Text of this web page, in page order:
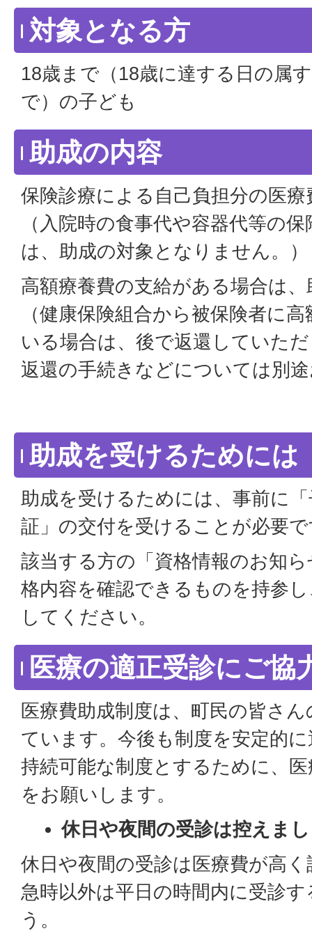
対象となる方
18歳まで（18歳に達する日の属
で）の子ども
助成の内容
保険診療による自己負担分の医
（入院時の食事代や容器代等の
は、助成の対象となりません。）
高額療養費の支給がある場合は
（健康保険組合から被保険者に
いる場合は、後で返還していた
返還の手続きなどについては別
助成を受けるためには
助成を受けるためには、事前に
証」の交付を受けることが必要
該当する方の「資格情報のお知
格内容を確認できるものを持参
してください。
医療の適正受診にご協
医療費助成制度は、町民の皆さ
ています。今後も制度を安定的
持続可能な制度とするために、
をお願いします。
休日や夜間の受診は控えま
休日や夜間の受診は医療費が高
急時以外は平日の時間内に受診
う。